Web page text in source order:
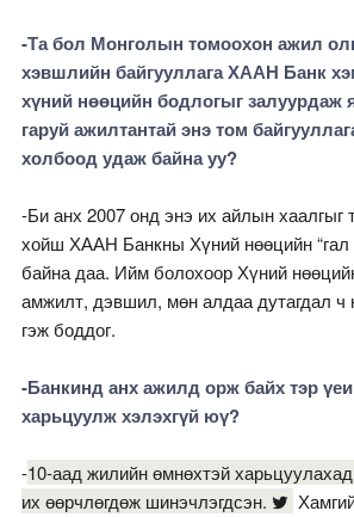
-Та бол Монголын томоохон ажил
хэвшлийн байгууллага ХААН Банк
хүний нөөцийн бодлогыг залуурдаж
гаруй ажилтантай энэ том
холбоод удаж байна уу?
-Би анх 2007 онд энэ их айлын хаалгыг
хойш ХААН Банкны Хүний нөөцийн “гал
байна даа. Ийм болохоор Хүний
амжилт, дэвшил, мөн алдаа дутагдал ч
гэж боддог.
-Банкинд анх ажилд орж байх тэр
харьцуулж хэлэхгүй юү?
-10-аад жилийн өмнөхтэй
их өөрчлөгдөж шинэчлэгдсэн.